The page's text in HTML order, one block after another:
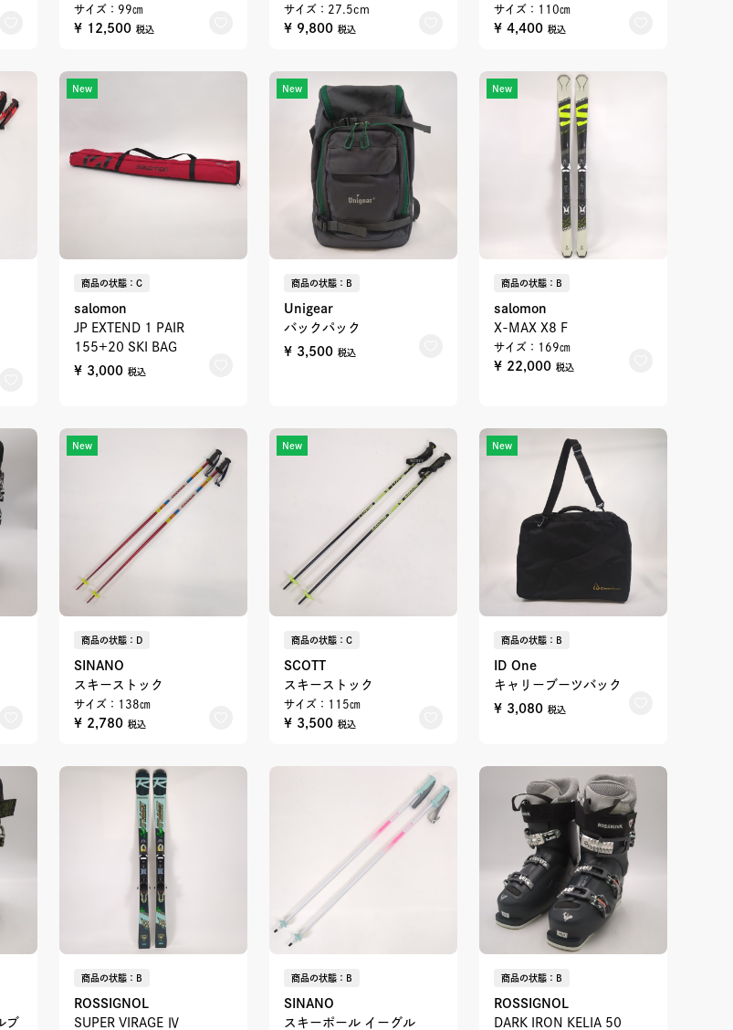
サイズ：99㎝
¥ 12,500 税込
サイズ：27.5cm
¥ 9,800 税込
サイズ：110㎝
¥ 4,400 税込
New
商品の状態：C
salomon
JP EXTEND 1 PAIR
155+20 SKI BAG
¥ 3,000 税込
New
商品の状態：B
Unigear
バックパック
¥ 3,500 税込
New
商品の状態：B
salomon
X-MAX X8 F
サイズ：169㎝
¥ 22,000 税込
New
商品の状態：D
SINANO
スキーストック
サイズ：138㎝
¥ 2,780 税込
New
商品の状態：C
SCOTT
スキーストック
サイズ：115㎝
¥ 3,500 税込
New
商品の状態：B
ID One
キャリーブーツバック
¥ 3,080 税込
ブ
商品の状態：B
ROSSIGNOL
SUPER VIRAGE Ⅳ
商品の状態：B
SINANO
スキーポール イーグル
商品の状態：B
ROSSIGNOL
DARK IRON KELIA 50